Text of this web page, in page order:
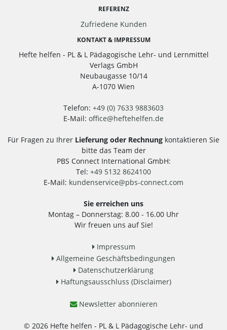
REFERENZ
Zufriedene Kunden
KONTAKT & IMPRESSUM
Hefte helfen - PL & L Pädagogische Lehr- und Lernmittel
Verlags GmbH
Neubaugasse 10/14
A-1070 Wien
Telefon: +49 (0) 7633 9883603
E-Mail: office@heftehelfen.de
Für Fragen zu Ihrer Lieferung oder Rechnung kontaktieren Sie
bitte das Team der
PBS Connect International GmbH:
Tel: +49 5132 8624100
E-Mail: kundenservice@pbs-connect.com
Sie erreichen uns
Montag – Donnerstag: 8.00 - 16.00 Uhr
Wir freuen uns auf Sie!
Impressum
Allgemeine Geschäftsbedingungen
Datenschutzerklärung
Haftungsausschluss (Disclaimer)
Newsletter abonnieren
© 2026 Hefte helfen - PL & L Pädagogische Lehr- und